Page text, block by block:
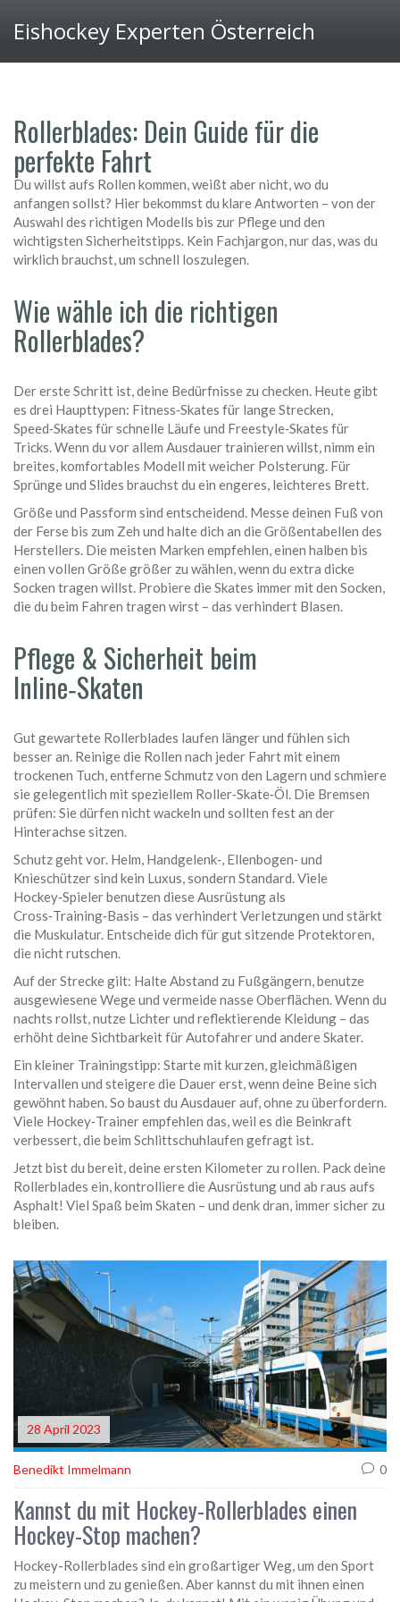
Eishockey Experten Österreich
Rollerblades: Dein Guide für die
perfekte Fahrt
Du willst aufs Rollen kommen, weißt aber nicht, wo du
anfangen sollst? Hier bekommst du klare Antworten – von der
Auswahl des richtigen Modells bis zur Pflege und den
wichtigsten Sicherheitstipps. Kein Fachjargon, nur das, was du
wirklich brauchst, um schnell loszulegen.
Wie wähle ich die richtigen
Rollerblades?
Der erste Schritt ist, deine Bedürfnisse zu checken. Heute gibt
es drei Haupttypen: Fitness‑Skates für lange Strecken,
Speed‑Skates für schnelle Läufe und Freestyle‑Skates für
Tricks. Wenn du vor allem Ausdauer trainieren willst, nimm ein
breites, komfortables Modell mit weicher Polsterung. Für
Sprünge und Slides brauchst du ein engeres, leichteres Brett.
Größe und Passform sind entscheidend. Messe deinen Fuß von
der Ferse bis zum Zeh und halte dich an die Größentabellen des
Herstellers. Die meisten Marken empfehlen, einen halben bis
einen vollen Größe größer zu wählen, wenn du extra dicke
Socken tragen willst. Probiere die Skates immer mit den Socken,
die du beim Fahren tragen wirst – das verhindert Blasen.
Pflege & Sicherheit beim
Inline‑Skaten
Gut gewartete Rollerblades laufen länger und fühlen sich
besser an. Reinige die Rollen nach jeder Fahrt mit einem
trockenen Tuch, entferne Schmutz von den Lagern und schmiere
sie gelegentlich mit speziellem Roller‑Skate‑Öl. Die Bremsen
prüfen: Sie dürfen nicht wackeln und sollten fest an der
Hinterachse sitzen.
Schutz geht vor. Helm, Handgelenk‑, Ellenbogen‑ und
Knieschützer sind kein Luxus, sondern Standard. Viele
Hockey‑Spieler benutzen diese Ausrüstung als
Cross‑Training‑Basis – das verhindert Verletzungen und stärkt
die Muskulatur. Entscheide dich für gut sitzende Protektoren,
die nicht rutschen.
Auf der Strecke gilt: Halte Abstand zu Fußgängern, benutze
ausgewiesene Wege und vermeide nasse Oberflächen. Wenn du
nachts rollst, nutze Lichter und reflektierende Kleidung – das
erhöht deine Sichtbarkeit für Autofahrer und andere Skater.
Ein kleiner Trainingstipp: Starte mit kurzen, gleichmäßigen
Intervallen und steigere die Dauer erst, wenn deine Beine sich
gewöhnt haben. So baust du Ausdauer auf, ohne zu überfordern.
Viele Hockey‑Trainer empfehlen das, weil es die Beinkraft
verbessert, die beim Schlittschuhlaufen gefragt ist.
Jetzt bist du bereit, deine ersten Kilometer zu rollen. Pack deine
Rollerblades ein, kontrolliere die Ausrüstung und ab raus aufs
Asphalt! Viel Spaß beim Skaten – und denk dran, immer sicher zu
bleiben.
28 April 2023
Benedikt Immelmann 0
Kannst du mit Hockey-Rollerblades einen
Hockey-Stop machen?
Hockey-Rollerblades sind ein großartiger Weg, um den Sport
zu meistern und zu genießen. Aber kannst du mit ihnen einen